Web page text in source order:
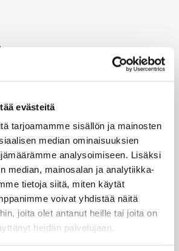
evästeitä
tarjoamamme sisällön ja mainosten
median ominaisuuksien
analysoimiseen. Lisäksi
median, mainosalan ja analytiikka-
tietoja siitä, miten käytät
voivat yhdistää näitä
joita olet antanut heille tai joita on
heidän palvelujaan.